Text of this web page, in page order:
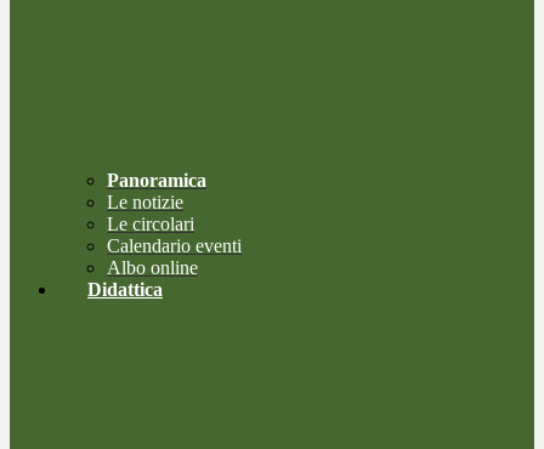
Panoramica
Le notizie
Le circolari
Calendario eventi
Albo online
Didattica